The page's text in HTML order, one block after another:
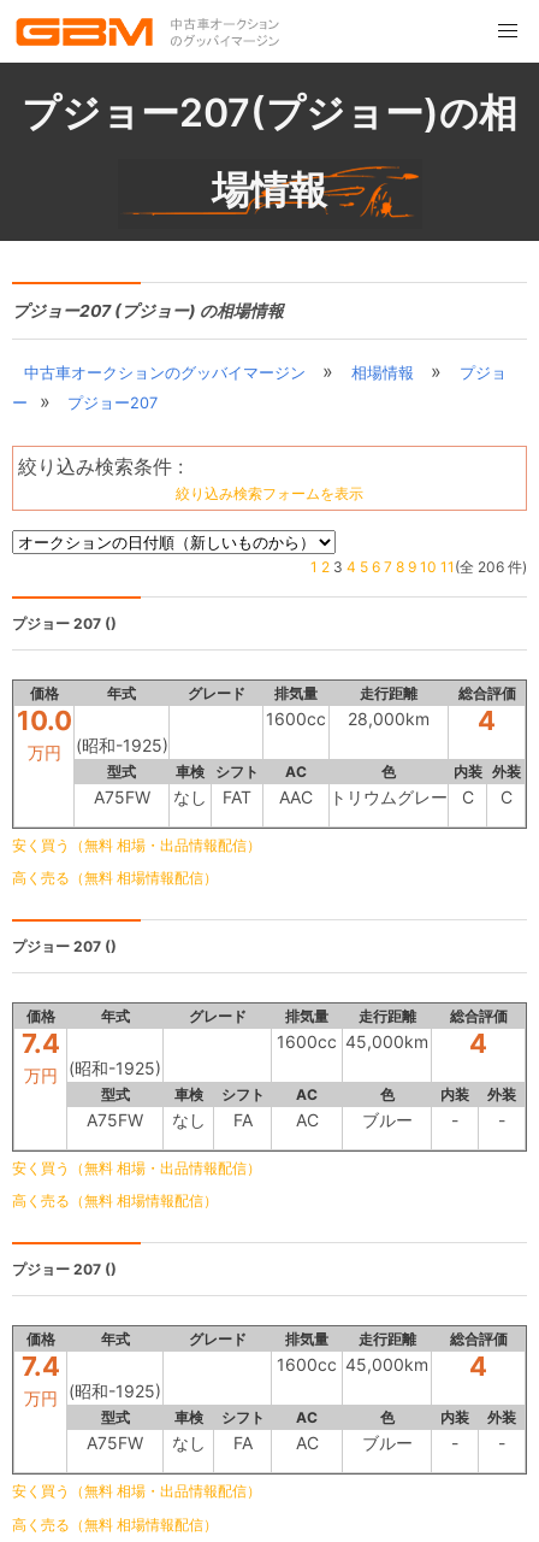
プジョー207(プジョー)の相
場情報
プジョー207 (プジョー) の相場情報
中古車オークションのグッバイマージン » 相場情報 »
プジョ
ー
» プジョー207
絞り込み検索条件 :
絞り込み検索フォームを表示
1 2 3 4 5 6 7 8 9 10 11 (全 206 件)
プジョー 207 ()
価格 年式 グレード 排気量 走行距離 総合評価
10.0
万円 (昭和-1925)
1600cc 28,000km 4
型式 車検 シフト AC 色 内装 外装
A75FW なし FAT AAC トリウムグレー C C
安く買う（無料 相場・出品情報配信）
高く売る（無料 相場情報配信）
プジョー 207 ()
価格 年式 グレード 排気量 走行距離 総合評価
7.4
万円 (昭和-1925)
1600cc 45,000km 4
型式 車検 シフト AC 色 内装 外装
A75FW なし FA AC ブルー - -
安く買う（無料 相場・出品情報配信）
高く売る（無料 相場情報配信）
プジョー 207 ()
価格 年式 グレード 排気量 走行距離 総合評価
7.4
万円 (昭和-1925)
1600cc 45,000km 4
型式 車検 シフト AC 色 内装 外装
A75FW なし FA AC ブルー - -
安く買う（無料 相場・出品情報配信）
高く売る（無料 相場情報配信）